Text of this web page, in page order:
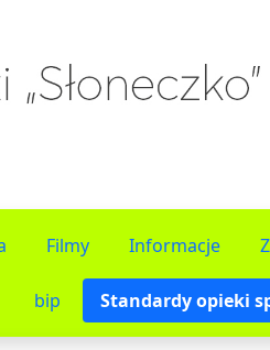
Filmy Informacje
bip Standardy opieki